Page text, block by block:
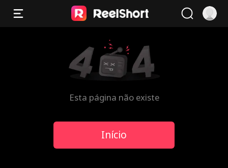
Esta página não existe
Início